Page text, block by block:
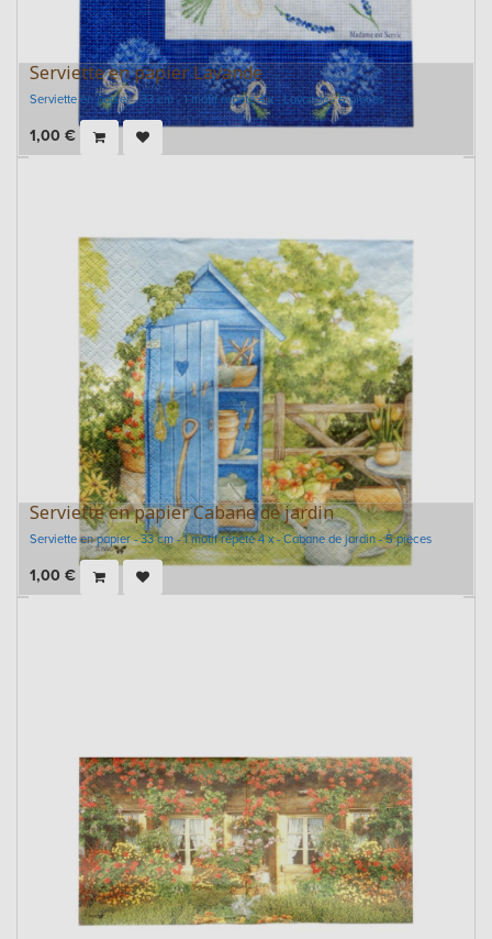
Serviette en papier Lavande
Serviette en papier - 33 cm - 1 motif répété 4 x - Lavande - 5 pièces
1,00 €
Serviette en papier Cabane de jardin
Serviette en papier - 33 cm - 1 motif répété 4 x - Cabane de jardin - 5 pièces
1,00 €